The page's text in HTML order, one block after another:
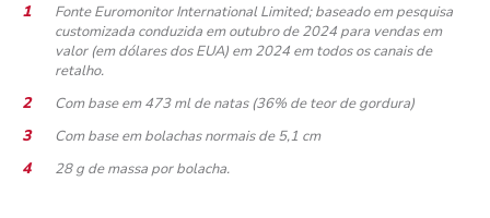
Fonte Euromonitor International Limited; baseado em pesquisa
customizada conduzida em outubro de 2024 para vendas em
valor (em dólares dos EUA) em 2024 em todos os canais de
retalho.
Com base em 473 ml de natas (36% de teor de gordura)
Com base em bolachas normais de 5,1 cm
28 g de massa por bolacha.